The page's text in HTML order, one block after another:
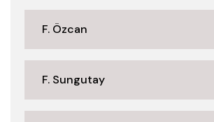
F. Özcan
F. Sungutay